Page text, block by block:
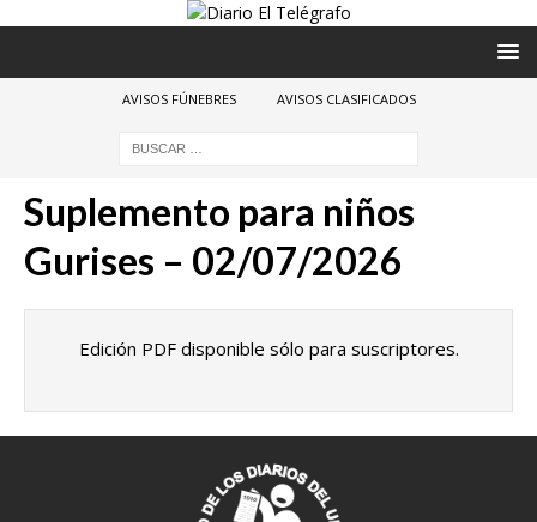
AVISOS FÚNEBRES AVISOS CLASIFICADOS
Suplemento para niños
Gurises – 02/07/2026
Edición PDF disponible sólo para suscriptores.